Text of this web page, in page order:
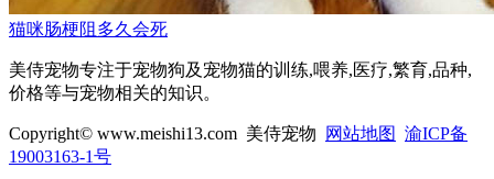
猫咪肠梗阻多久会死
美侍宠物专注于宠物狗及宠物猫的训练,喂养,医疗,繁育,品种,
价格等与宠物相关的知识。
Copyright© www.meishi13.com 美侍宠物 网站地图 渝ICP备
19003163-1号